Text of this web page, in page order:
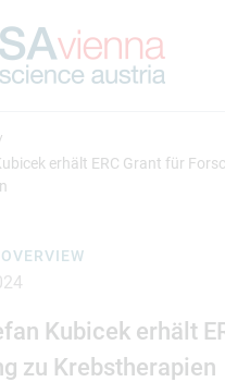
erhält ERC Grant für
Kubicek erhält
zu Krebstherapien